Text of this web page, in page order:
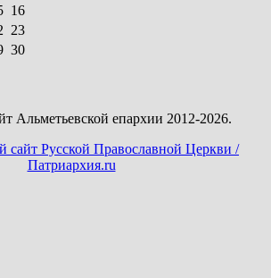
16
23
30
Альметьевской епархии 2012-2026.